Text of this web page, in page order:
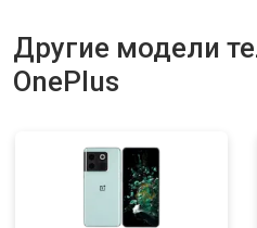
Другие модели
OnePlus